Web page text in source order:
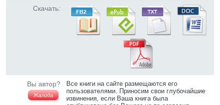
Скачать:
Вы автор?
Жалоба
Все книги на сайте размещаются его
пользователями. Приносим свои глубочайшие
извинения, если Ваша книга была